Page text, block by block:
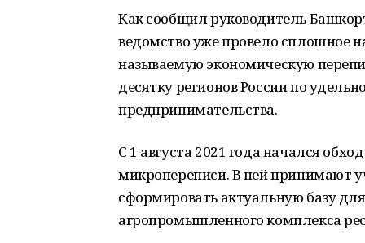
Как сообщил руководитель
ведомство уже провело сплошное
называемую экономическую
десятку регионов России по
предпринимательства.
С 1 августа 2021 года начался
микропереписи. В ней принимают
сформировать актуальную базу
агропромышленного комплекса